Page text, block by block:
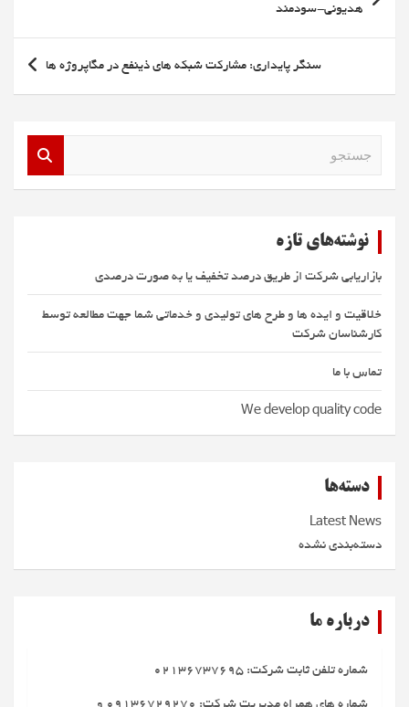
نوشتههدیونی-سودمند
سنگر پایداری: مشارکت شبکه های ذینفع در مگاپروژه ها
نوشته‌های تازه
بازاریابی شرکت از طریق درصد تخفیف یا به صورت درصدی
خلاقیت و ایده ها و طرح های تولیدی و خدماتی شما جهت مطالعه توسط
کارشناسان شرکت
تماس با ما
We develop quality code
دسته‌ها
Latest News
دسته‌بندی نشده
درباره ما
شماره تلفن ثابت شرکت: 02136737695